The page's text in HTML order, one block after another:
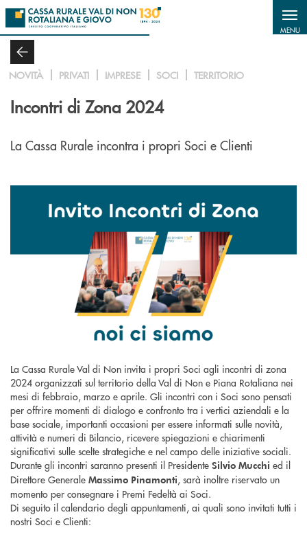
Salta al contenuto principale
MENU
NOVITÀ PRIVATI IMPRESE SOCI TERRITORIO
Incontri di Zona 2024
La Cassa Rurale incontra i propri Soci e Clienti
La Cassa Rurale Val di Non invita i propri Soci agli incontri di zona
2024 organizzati sul territorio della Val di Non e Piana Rotaliana nei
mesi di febbraio, marzo e aprile. Gli incontri con i Soci sono pensati
per offrire momenti di dialogo e confronto tra i vertici aziendali e la
base sociale, importanti occasioni per essere informati sulle novità,
attività e numeri di Bilancio, ricevere spiegazioni e chiarimenti
significativi sulle scelte strategiche e nel campo delle iniziative sociali.
Durante gli incontri saranno presenti il Presidente Silvio Mucchi ed il
Direttore Generale Massimo Pinamonti, sarà inoltre riservato un
momento per consegnare i Premi Fedeltà ai Soci.
Di seguito il calendario degli appuntamenti, ai quali sono invitati tutti i
nostri Soci e Clienti: